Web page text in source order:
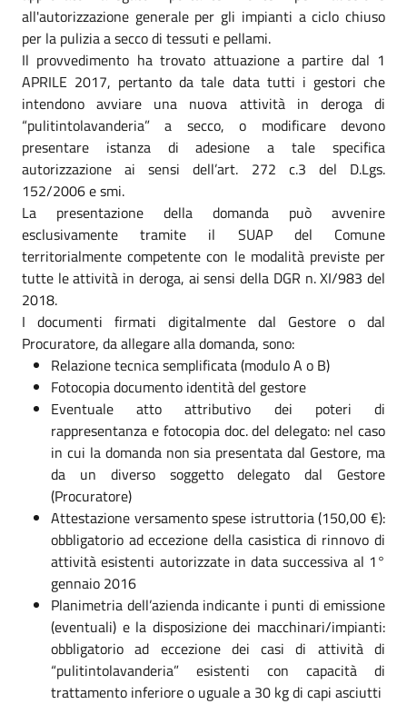
all'autorizzazione generale per gli impianti a ciclo chiuso
per la pulizia a secco di tessuti e pellami.
Il provvedimento ha trovato attuazione a partire dal 1
APRILE 2017, pertanto da tale data tutti i gestori che
intendono avviare una nuova attività in deroga di
“pulitintolavanderia” a secco, o modificare devono
presentare istanza di adesione a tale specifica
autorizzazione ai sensi dell’art. 272 c.3 del D.Lgs.
152/2006 e smi.
La presentazione della domanda può avvenire
esclusivamente tramite il SUAP del Comune
territorialmente competente con le modalità previste per
tutte le attività in deroga, ai sensi della DGR n. XI/983 del
2018.
I documenti firmati digitalmente dal Gestore o dal
Procuratore, da allegare alla domanda, sono:
Relazione tecnica semplificata (modulo A o B)
Fotocopia documento identità del gestore
Eventuale atto attributivo dei poteri di
rappresentanza e fotocopia doc. del delegato: nel caso
in cui la domanda non sia presentata dal Gestore, ma
da un diverso soggetto delegato dal Gestore
(Procuratore)
Attestazione versamento spese istruttoria (150,00 €):
obbligatorio ad eccezione della casistica di rinnovo di
attività esistenti autorizzate in data successiva al 1°
gennaio 2016
Planimetria dell’azienda indicante i punti di emissione
(eventuali) e la disposizione dei macchinari/impianti:
obbligatorio ad eccezione dei casi di attività di
“pulitintolavanderia” esistenti con capacità di
trattamento inferiore o uguale a 30 kg di capi asciutti